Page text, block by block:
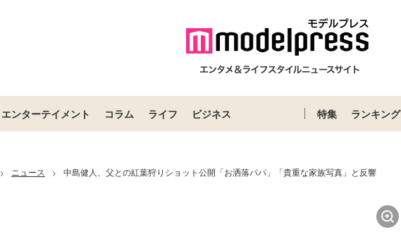
エンターテイメント コラム ライフ ビジネス 特集 ランキング
> ニュース > 中島健人、父との紅葉狩りショット公開「お洒落パパ」「貴重な家族写真」と反響